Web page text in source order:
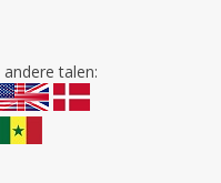
talen: